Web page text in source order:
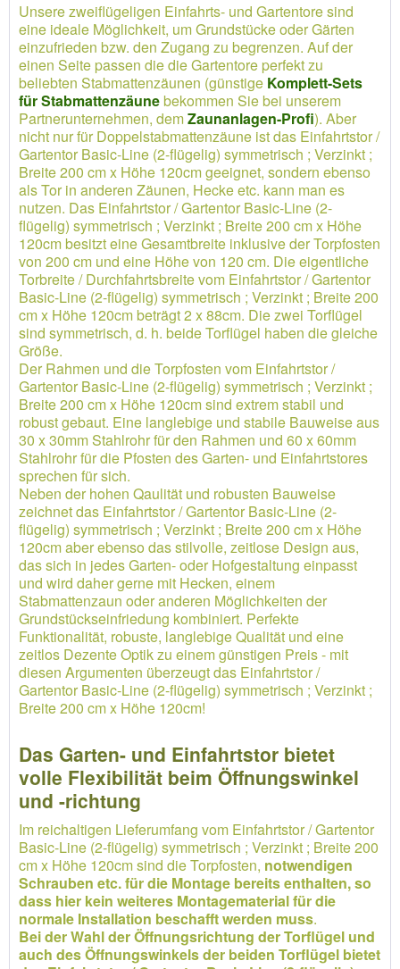
Unsere zweiflügeligen Einfahrts- und Gartentore sind
eine ideale Möglichkeit, um Grundstücke oder Gärten
einzufrieden bzw. den Zugang zu begrenzen. Auf der
einen Seite passen die die Gartentore perfekt zu
beliebten Stabmattenzäunen (günstige Komplett-Sets
für Stabmattenzäunebekommen Sie bei unserem
Partnerunternehmen, demZaunanlagen-Profi). Aber
nicht nur für Doppelstabmattenzäune ist das Einfahrtstor /
Gartentor Basic-Line (2-flügelig) symmetrisch ; Verzinkt ;
Breite 200 cm x Höhe 120cm geeignet, sondern ebenso
als Tor in anderen Zäunen, Hecke etc. kann man es
nutzen. Das Einfahrtstor / Gartentor Basic-Line (2-
flügelig) symmetrisch ; Verzinkt ; Breite 200 cm x Höhe
120cm besitzt eine Gesamtbreite inklusive der Torpfosten
von 200 cm und eine Höhe von 120 cm. Die eigentliche
Torbreite / Durchfahrtsbreite vom Einfahrtstor / Gartentor
Basic-Line (2-flügelig) symmetrisch ; Verzinkt ; Breite 200
cm x Höhe 120cm beträgt 2 x 88cm. Die zwei Torflügel
sind symmetrisch, d. h. beide Torflügel haben die gleiche
Größe.
Der Rahmen und die Torpfosten vom Einfahrtstor /
Gartentor Basic-Line (2-flügelig) symmetrisch ; Verzinkt ;
Breite 200 cm x Höhe 120cm sind extrem stabil und
robust gebaut. Eine langlebige und stabile Bauweise aus
30 x 30mm Stahlrohr für den Rahmen und 60 x 60mm
Stahlrohr für die Pfosten des Garten- und Einfahrtstores
sprechen für sich.
Neben der hohen Qaulität und robusten Bauweise
zeichnet das Einfahrtstor / Gartentor Basic-Line (2-
flügelig) symmetrisch ; Verzinkt ; Breite 200 cm x Höhe
120cm aber ebenso das stilvolle, zeitlose Design aus,
das sich in jedes Garten- oder Hofgestaltung einpasst
und wird daher gerne mit Hecken, einem
Stabmattenzaun oder anderen Möglichkeiten der
Grundstückseinfriedung kombiniert. Perfekte
Funktionalität, robuste, langlebige Qualität und eine
zeitlos Dezente Optik zu einem günstigen Preis - mit
diesen Argumenten überzeugt das Einfahrtstor /
Gartentor Basic-Line (2-flügelig) symmetrisch ; Verzinkt ;
Breite 200 cm x Höhe 120cm!
Das Garten- und Einfahrtstor bietet
volle Flexibilität beim Öffnungswinkel
und -richtung
Im reichaltigen Lieferumfang vom Einfahrtstor / Gartentor
Basic-Line (2-flügelig) symmetrisch ; Verzinkt ; Breite 200
cm x Höhe 120cm sind die Torpfosten, notwendigen
Schrauben etc. für die Montage bereits enthalten, so
dass hier kein weiteres Montagematerial für die
normale Installation beschafft werden muss.
Bei der Wahl der Öffnungsrichtung der Torflügel und
auch des Öffnungswinkels der beiden Torflügel bietet